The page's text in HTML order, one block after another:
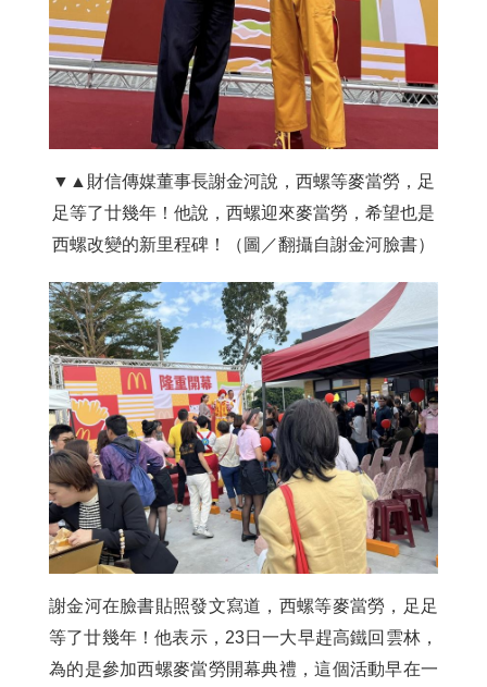
▼▲財信傳媒董事長謝金河說，西螺等麥當勞，足
足等了廿幾年！他說，西螺迎來麥當勞，希望也是
西螺改變的新里程碑！（圖／翻攝自謝金河臉書）
謝金河在臉書貼照發文寫道，西螺等麥當勞，足足
等了廿幾年！他表示，23日一大早趕高鐵回雲林，
為的是參加西螺麥當勞開幕典禮，這個活動早在一